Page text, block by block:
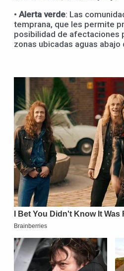
• Alerta verde: Las
temprana, que les permite
posibilidad de afectaciones
zonas ubicadas aguas abajo